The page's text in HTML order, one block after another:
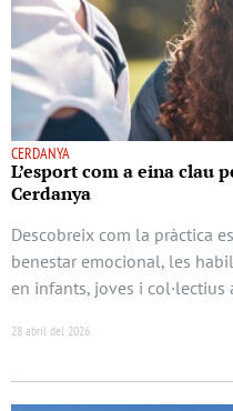
CERDANYA
L’esport com a eina clau
Cerdanya
Descobreix com la pràctica
benestar emocional, les
en infants, joves i
28 abril del 2026